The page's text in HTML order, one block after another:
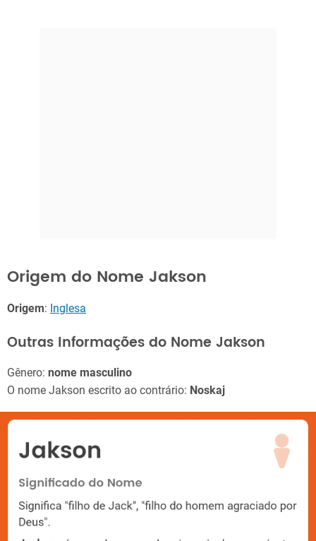
Origem do Nome Jakson
Origem: Inglesa
Outras Informações do Nome Jakson
Gênero: nome masculino
O nome Jakson escrito ao contrário: Noskaj